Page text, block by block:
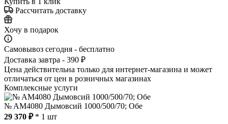
Рассчитать доставку
Хочу в подарок
Самовывоз сегодня - бесплатно
Доставка завтра - 390 ₽
Цена действительна только для интернет-магазина и может
отличаться от цен в розничных магазинах
Комплексные услуги
№ AM4080 Дымовсий 1000/500/70; Обе
29 370 ₽* 1 шт